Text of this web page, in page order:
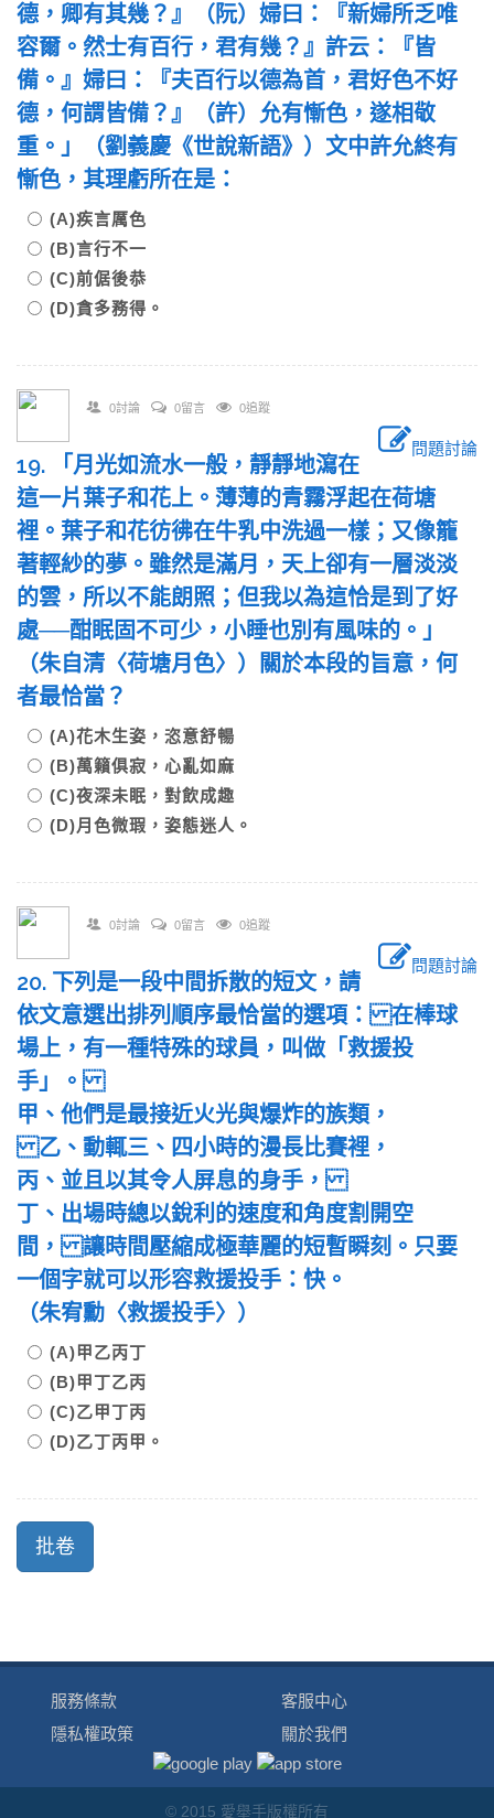
德，卿有其幾？』（阮）婦曰：『新婦所乏唯
容爾。然士有百行，君有幾？』許云：『皆
備。』婦曰：『夫百行以德為首，君好色不好
德，何謂皆備？』（許）允有慚色，遂相敬
重。」（劉義慶《世說新語》）文中許允終有
慚色，其理虧所在是：
(A)疾言厲色
(B)言行不一
(C)前倨後恭
(D)貪多務得。
0討論 0留言 0追蹤
問題討論
19. 「月光如流水一般，靜靜地瀉在
這一片葉子和花上。薄薄的青霧浮起在荷塘
裡。葉子和花彷彿在牛乳中洗過一樣；又像籠
著輕紗的夢。雖然是滿月，天上卻有一層淡淡
的雲，所以不能朗照；但我以為這恰是到了好
處──酣眠固不可少，小睡也別有風味的。」
（朱自清〈荷塘月色〉）關於本段的旨意，何
者最恰當？
(A)花木生姿，恣意舒暢
(B)萬籟俱寂，心亂如麻
(C)夜深未眠，對飲成趣
(D)月色微瑕，姿態迷人。
0討論 0留言 0追蹤
問題討論
20. 下列是一段中間拆散的短文，請
依文意選出排列順序最恰當的選項： 在棒球
場上，有一種特殊的球員，叫做「救援投
手」。
甲、他們是最接近火光與爆炸的族類，
乙、動輒三、四小時的漫長比賽裡，
丙、並且以其令人屏息的身手，
丁、出場時總以銳利的速度和角度割開空
間， 讓時間壓縮成極華麗的短暫瞬刻。只要
一個字就可以形容救援投手：快。
（朱宥勳〈救援投手〉）
(A)甲乙丙丁
(B)甲丁乙丙
(C)乙甲丁丙
(D)乙丁丙甲。
服務條款
隱私權政策
客服中心
關於我們
© 2015 愛舉手版權所有